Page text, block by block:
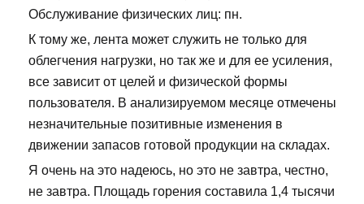
Обслуживание физических лиц: пн.
К тому же, лента может служить не только для
облегчения нагрузки, но так же и для ее усиления,
все зависит от целей и физической формы
пользователя. В анализируемом месяце отмечены
незначительные позитивные изменения в
движении запасов готовой продукции на складах.
Я очень на это надеюсь, но это не завтра, честно,
не завтра. Площадь горения составила 1,4 тысячи